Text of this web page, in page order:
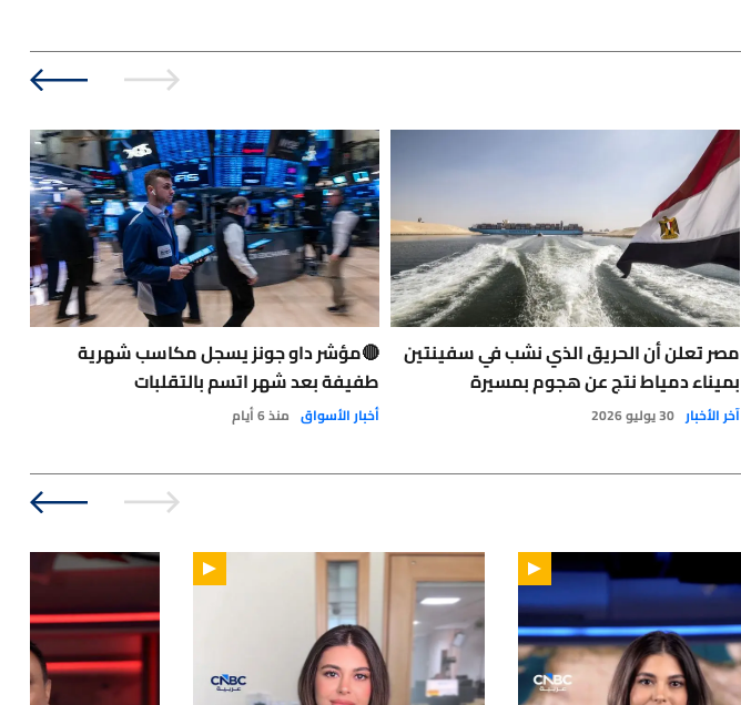
مصر تعلن أن الحريق الذي نشب في سفينتين
بميناء دمياط نتج عن هجوم بمسيرة
آخر الأخبار 30 يوليو 2026
🔴مؤشر داو جونز يسجل مكاسب شهرية
طفيفة بعد شهر اتسم بالتقلبات
أخبار الأسواق منذ 6 أيام